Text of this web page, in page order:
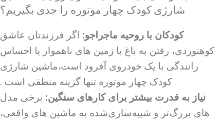
شارژی کودک چهار موتوره را جدی بگیریم؟
کودکان با روحیه ماجراجو: اگر فرزندتان عاشق
کوهنوردی، رفتن به باغ با زمین های ناهموار یا احساس
رانندگی با یک خودروی آفرود است،ماشین شارژی
کودک چهار موتوره تنها گزینه منطقی است .
نیاز به قدرت بیشتر برای کارهای سنگین: برخی مدل
های بزرگ‌تر و شبیه‌سازی‌شده به ماشین های واقعی،